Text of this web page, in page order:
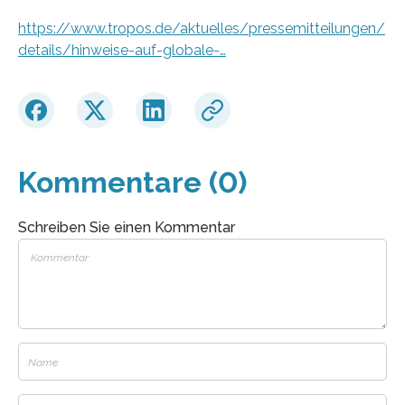
https://www.tropos.de/aktuelles/pressemitteilungen/
details/hinweise-auf-globale-…
Kommentare (0)
Schreiben Sie einen Kommentar